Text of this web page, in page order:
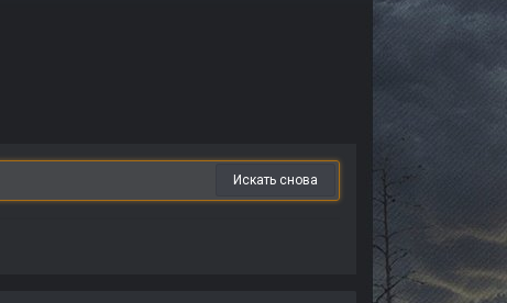
Искать снова